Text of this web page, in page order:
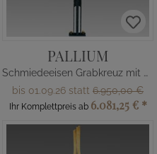
PALLIUM
Schmiedeeisen Grabkreuz mit Bronze
bis 01.09.26 statt 6.950,00 €
Ihr Komplettpreis ab 6.081,25 € *